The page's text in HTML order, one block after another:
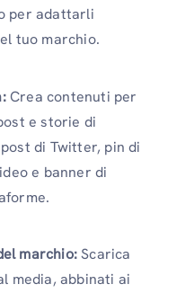
per adattarli
tuo marchio.
Crea contenuti per
e storie di
di Twitter, pin di
e banner di
marchio:Scarica
media, abbinati ai